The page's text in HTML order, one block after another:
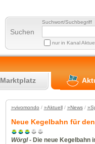
Suchen
Suchwort/Suchbegriff
nur in Kanal
Marktplatz
»vivomondo / »Aktuell/ »News/
Neue Kegelbahn für den
Wörgl- Die neue Kegelbahn